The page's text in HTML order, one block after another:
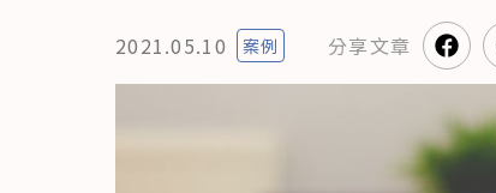
2021.05.10 案例 分享文章